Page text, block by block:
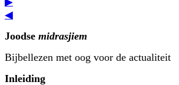
◀
Joodse midrasjiem
Bijbellezen met oog voor de actualiteit
Inleiding